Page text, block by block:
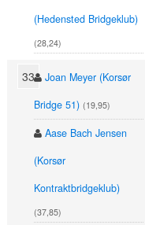
(Hedensted Bridgeklub)
(28,24)
33
Joan Meyer (Korsør
Bridge 51) (19,95)
Aase Bach Jensen
(Korsør
Kontraktbridgeklub)
(37,85)